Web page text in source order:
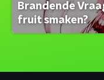
Brandende
fruit smaken?